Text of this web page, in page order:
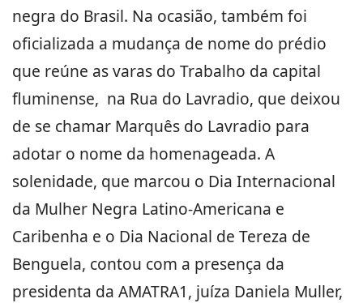
negra do Brasil. Na ocasião, também foi
oficializada a mudança de nome do prédio
que reúne as varas do Trabalho da capital
fluminense, na Rua do Lavradio, que deixou
de se chamar Marquês do Lavradio para
adotar o nome da homenageada. A
solenidade, que marcou o Dia Internacional
da Mulher Negra Latino-Americana e
Caribenha e o Dia Nacional de Tereza de
Benguela, contou com a presença da
presidenta da AMATRA1, juíza Daniela Muller,